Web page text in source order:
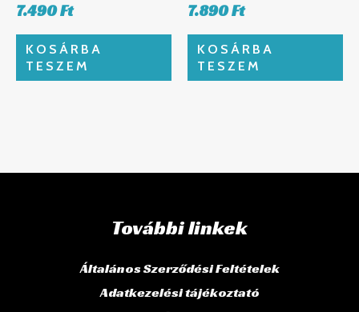
7.490Ft
KOSÁRBA
TESZEM
7.890Ft
KOSÁRBA
TESZEM
További linkek
Általános Szerződési Feltételek
Adatkezelési tájékoztató